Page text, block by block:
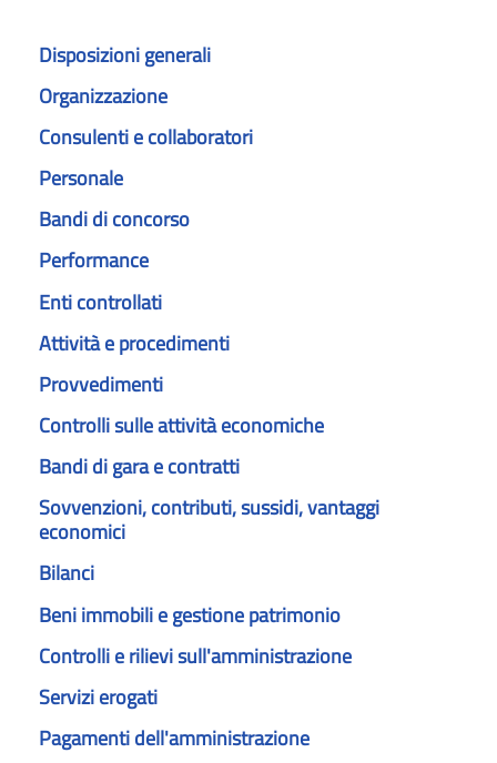
Disposizioni generali
Organizzazione
Consulenti e collaboratori
Personale
Bandi di concorso
Performance
Enti controllati
Attività e procedimenti
Provvedimenti
Controlli sulle attività economiche
Bandi di gara e contratti
Sovvenzioni, contributi, sussidi, vantaggi
economici
Bilanci
Beni immobili e gestione patrimonio
Controlli e rilievi sull'amministrazione
Servizi erogati
Pagamenti dell'amministrazione